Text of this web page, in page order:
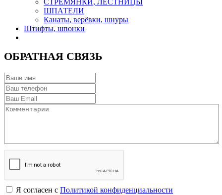
СТРЕМЯНКИ, ЛЕСТНИЦЫ
ШПАТЕЛИ
Канаты, верёвки, шнуры
Штифты, шпонки
ОБРАТНАЯ СВЯЗЬ
Я согласен с Политикой конфиденциальности